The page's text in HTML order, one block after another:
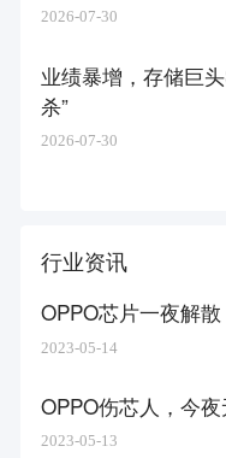
2026-07-30
业绩暴增，存储巨
杀”
2026-07-30
行业资讯
OPPO芯片一夜解
2023-05-14
OPPO伤芯人，今
2023-05-13